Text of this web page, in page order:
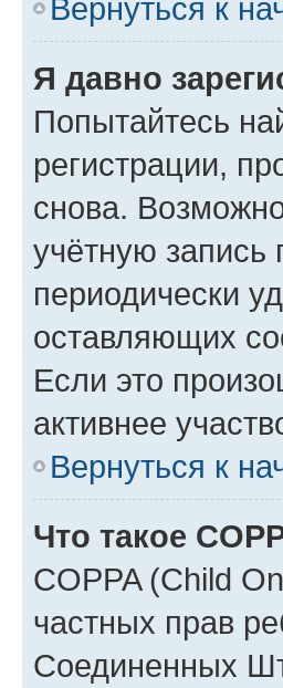
Вернуться к
Я давно
Попытайтесь
регистрации,
снова.
учётную
периодически
оставляющих
Если это
активнее
Вернуться к
Что такое
COPPA (Child
частных прав
Соединенных